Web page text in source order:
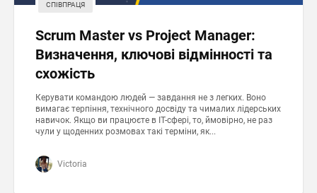
СПІВПРАЦЯ
Scrum Master vs Project Manager:
Визначення, ключові відмінності та
схожість
Керувати командою людей — завдання не з легких. Воно
вимагає терпіння, технічного досвіду та чималих лідерських
навичок. Якщо ви працюєте в ІТ-сфері, то, ймовірно, не раз
чули у щоденних розмовах такі терміни, як...
Victoria